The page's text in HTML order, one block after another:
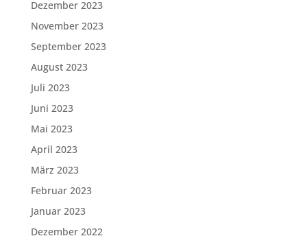
Dezember 2023
November 2023
September 2023
August 2023
Juli 2023
Juni 2023
Mai 2023
April 2023
März 2023
Februar 2023
Januar 2023
Dezember 2022